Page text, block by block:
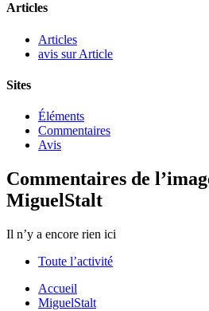
Articles
Articles
avis sur Article
Sites
Éléments
Commentaires
Avis
Commentaires de
MiguelStalt
Il n’y a encore rien ici
Toute l’activité
Accueil
MiguelStalt